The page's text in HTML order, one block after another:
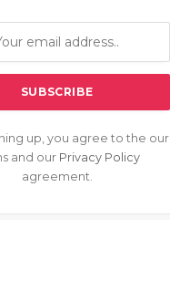
up, you agree to the our
and our Privacy Policy
agreement.